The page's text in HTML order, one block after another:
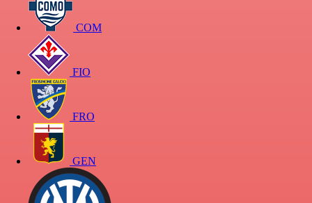
COM
FIO
FRO
GEN